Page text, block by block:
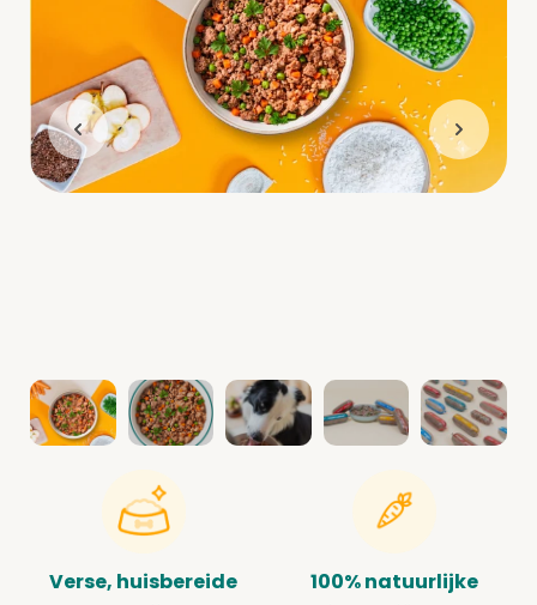
Verse, huisbereide
100% natuurlijke